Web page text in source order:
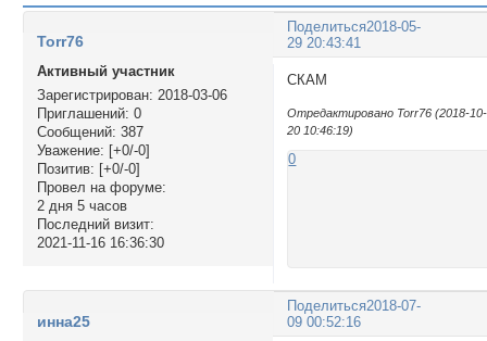
Поделиться2018-05-
29 20:43:41
Torr76
Активный участник
Зарегистрирован: 2018-03-06
Приглашений: 0
Сообщений: 387
Уважение: [+0/-0]
Позитив: [+0/-0]
Провел на форуме:
2 дня 5 часов
Последний визит:
2021-11-16 16:36:30
СКАМ
Отредактировано Torr76 (2018-10-
20 10:46:19)
0
Поделиться2018-07-
09 00:52:16
инна25